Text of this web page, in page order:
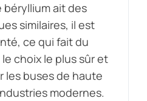
béryllium ait des
similaires, il est
ce qui fait du
choix le plus sûr et
les buses de haute
modernes.